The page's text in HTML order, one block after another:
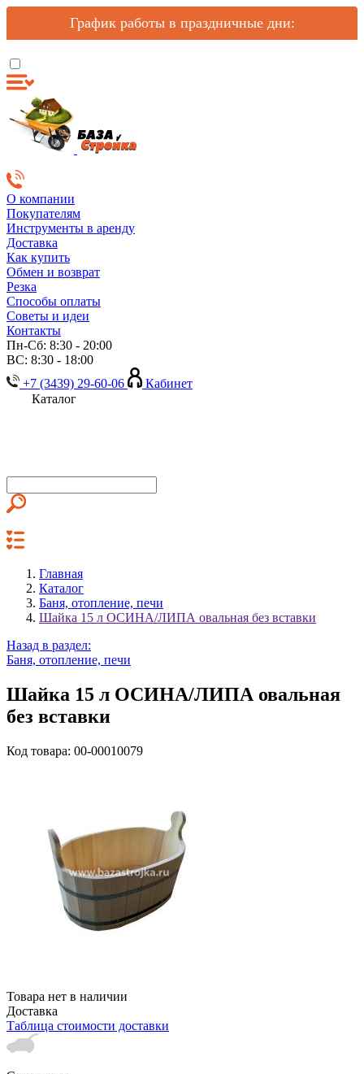
График работы в праздничные дни:
О компании
Покупателям
Инструменты в аренду
Доставка
Как купить
Обмен и возврат
Резка
Способы оплаты
Советы и идеи
Контакты
Пн-Сб: 8:30 - 20:00
ВС: 8:30 - 18:00
+7 (3439) 29-60-06
Кабинет
Каталог
Главная
Каталог
Баня, отопление, печи
Шайка 15 л ОСИНА/ЛИПА овальная без вставки
Назад в раздел:
Баня, отопление, печи
Шайка 15 л ОСИНА/ЛИПА овальная
без вставки
Код товара: 00-00010079
Товара нет в наличии
Доставка
Таблица стоимости доставки